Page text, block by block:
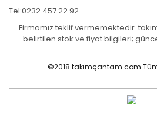
Tel:0232 457 22 92
Firmamız teklif vermemektedir.
belirtilen stok ve fiyat bilgileri;
©2018 takımçantam.com Tüm